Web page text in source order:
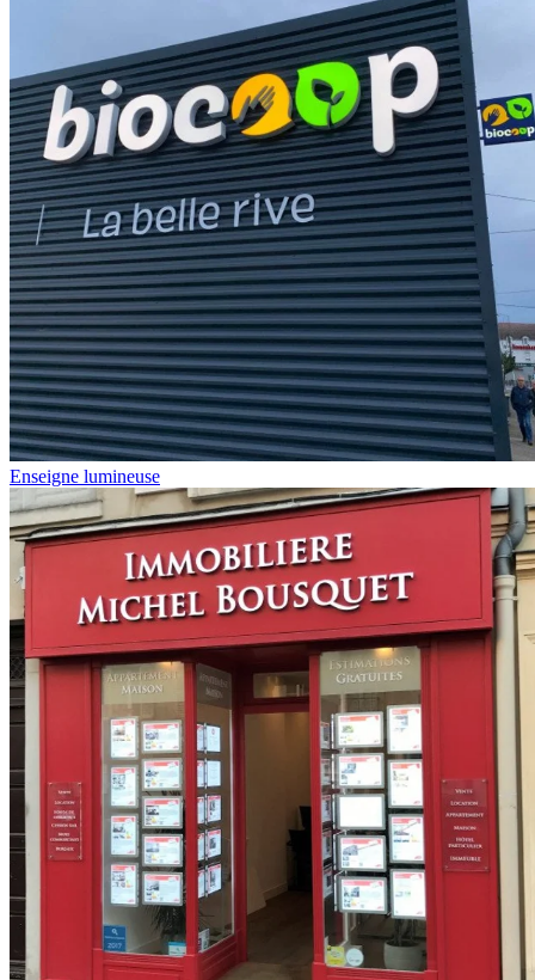
Enseigne lumineuse